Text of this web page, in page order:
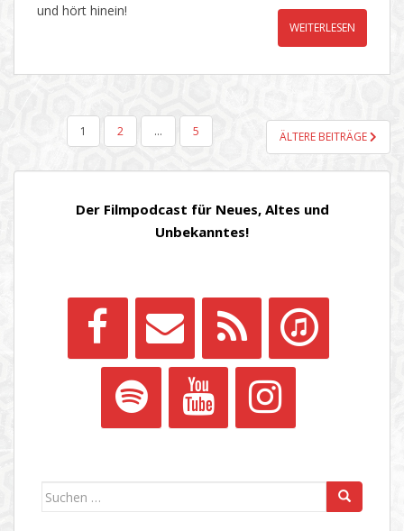
und hört hinein!
WEITERLESEN
SEITENNUMMERIERUNG
BEITRÄGE
1 2 … 5 ÄLTERE BEITRÄGE
Der Filmpodcast für Neues, Altes und
Unbekanntes!
Suchen